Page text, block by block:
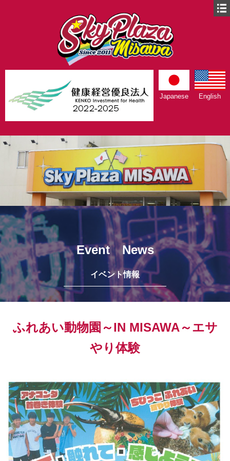
Japanese English
Event News
イベント情報
ふれあい動物園～IN MISAWA～エサ
やり体験